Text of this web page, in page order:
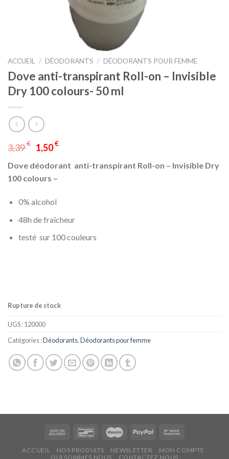
ACCUEIL / DÉODORANTS / DÉODORANTS POUR FEMME
Dove anti-transpirant Roll-on – Invisible
Dry 100 colours- 50 ml
3,39€ 1,50€
Dove déodorant anti-transpirant Roll-on – Invisible Dry
100 colours –
0% alcohol
48h de fraîcheur
testé sur 100 couleurs
Rupture de stock
UGS :120000
Catégories :Déodorants,Déodorants pour femme
ACCUEIL NOS PRODUITS NEWSLETTER
MON COMPTE
QUI SOMMES NOUS
CONTACTEZ NOUS